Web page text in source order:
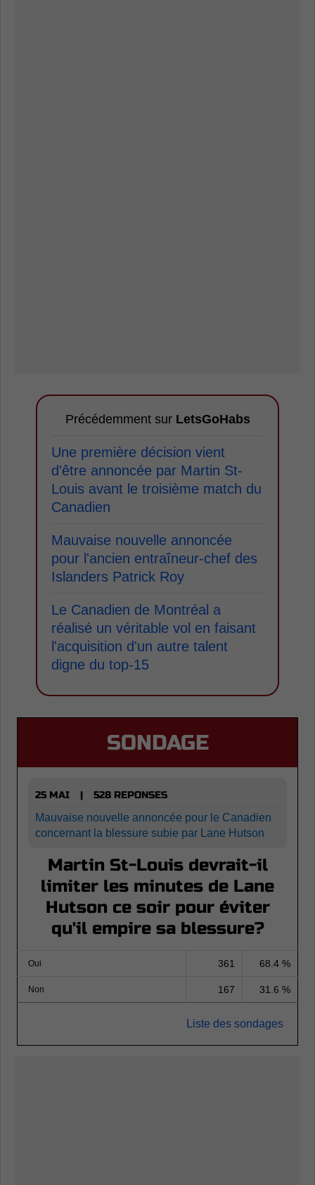
Précédemment sur LetsGoHabs
Une première décision vient
d'être annoncée par Martin St-
Louis avant le troisième match du
Canadien
Mauvaise nouvelle annoncée
pour l'ancien entraîneur-chef des
Islanders Patrick Roy
Le Canadien de Montréal a
réalisé un véritable vol en faisant
l'acquisition d'un autre talent
digne du top-15
SONDAGE
25 MAI |
528 REPONSES
Mauvaise nouvelle annoncée pour le Canadien
concernant la blessure subie par Lane Hutson
Martin St-Louis devrait-il
limiter les minutes de Lane
Hutson ce soir pour éviter
qu'il empire sa blessure?
Oui 361 68.4 %
Non 167 31.6 %
Liste des sondages